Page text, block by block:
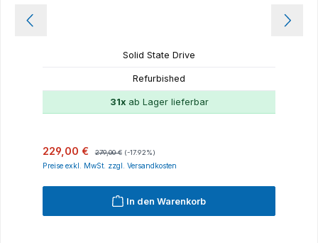
Solid State Drive
Refurbished
31xab Lager lieferbar
Verkaufspreis:
229,00 € 279,00 € (-17.92%)
Preise exkl. MwSt. zzgl. Versandkosten
In den Warenkorb